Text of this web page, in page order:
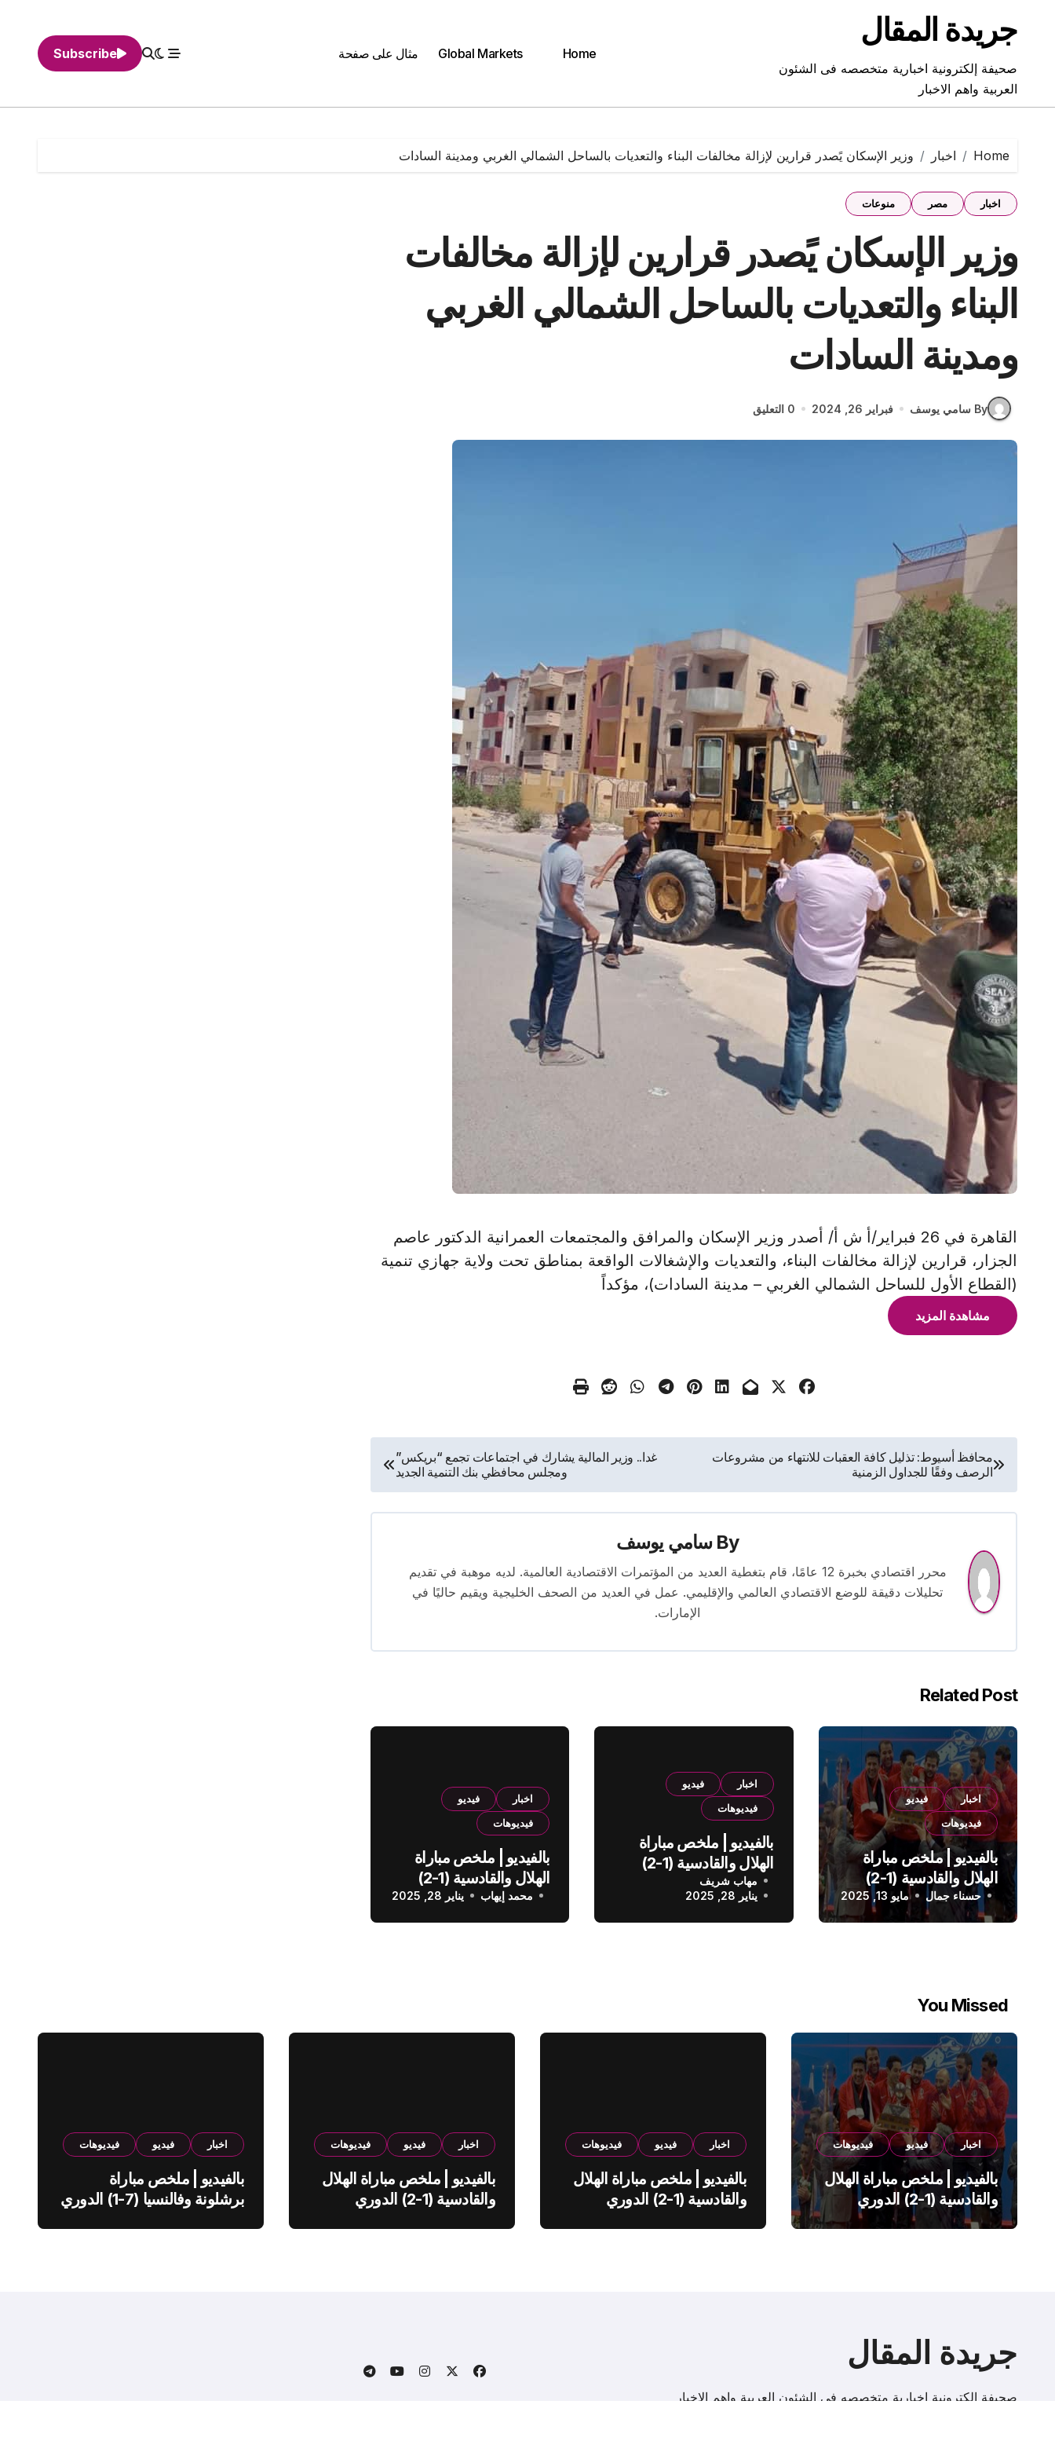
contentجريدة المقال
صحيفة إلكترونية اخبارية متخصصه فى الشئون
العربية واهم الاخبار
Home
Global Markets مثال على صفحة Subscribe
Home اخبار وزير الإسكان يًصدر قرارين لإزالة مخالفات البناء والتعديات بالساحل الشمالي الغربي ومدينة السادات
اخبار مصر منوعات
وزير الإسكان يًصدر قرارين لإزالة مخالفات
البناء والتعديات بالساحل الشمالي الغربي
ومدينة السادات
By سامي يوسف فبراير 26, 2024 0 التعليق
القاهرة في 26 فبراير/أ ش أ/ أصدر وزير الإسكان والمرافق والمجتمعات العمرانية الدكتور عاصم
الجزار، قرارين لإزالة مخالفات البناء، والتعديات والإشغالات الواقعة بمناطق تحت ولاية جهازي تنمية
(القطاع الأول للساحل الشمالي الغربي – مدينة السادات)، مؤكداً
مشاهدة المزيد
تصفّح
المقالات
محافظ أسيوط: تذليل كافة العقبات للانتهاء من مشروعات
الرصف وفقًا للجداول الزمنية
غدا.. وزير المالية يشارك في اجتماعات تجمع “بريكس”
ومجلس محافظي بنك التنمية الجديد
By سامي يوسف
محرر اقتصادي بخبرة 12 عامًا، قام بتغطية العديد من المؤتمرات الاقتصادية العالمية. لديه موهبة في تقديم
تحليلات دقيقة للوضع الاقتصادي العالمي والإقليمي. عمل في العديد من الصحف الخليجية ويقيم حاليًا في
الإمارات.
Related Post
اخبار
فيديو
فيديوهات
بالفيديو | ملخص مباراة
الهلال والقادسية (1-2)
الدوري السعودي
حسناء جمال مايو 13, 2025
اخبار
فيديو
فيديوهات
بالفيديو | ملخص مباراة
الهلال والقادسية (1-2)
الدوري السعودي
مهاب شريف
يناير 28, 2025
اخبار
فيديو
فيديوهات
بالفيديو | ملخص مباراة
الهلال والقادسية (1-2)
الدوري السعودي
محمد إيهاب يناير 28, 2025
You Missed
اخبار فيديو فيديوهات
بالفيديو | ملخص مباراة الهلال
والقادسية (1-2) الدوري
السعودي
اخبار فيديو فيديوهات
بالفيديو | ملخص مباراة الهلال
والقادسية (1-2) الدوري
اخبار فيديو فيديوهات
بالفيديو | ملخص مباراة الهلال
والقادسية (1-2) الدوري
اخبار فيديو فيديوهات
بالفيديو | ملخص مباراة
برشلونة وفالنسيا (7-1) الدوري
جريدة المقال
صحيفة إلكترونية اخبارية متخصصه فى الشئون العربية واهم الاخبار